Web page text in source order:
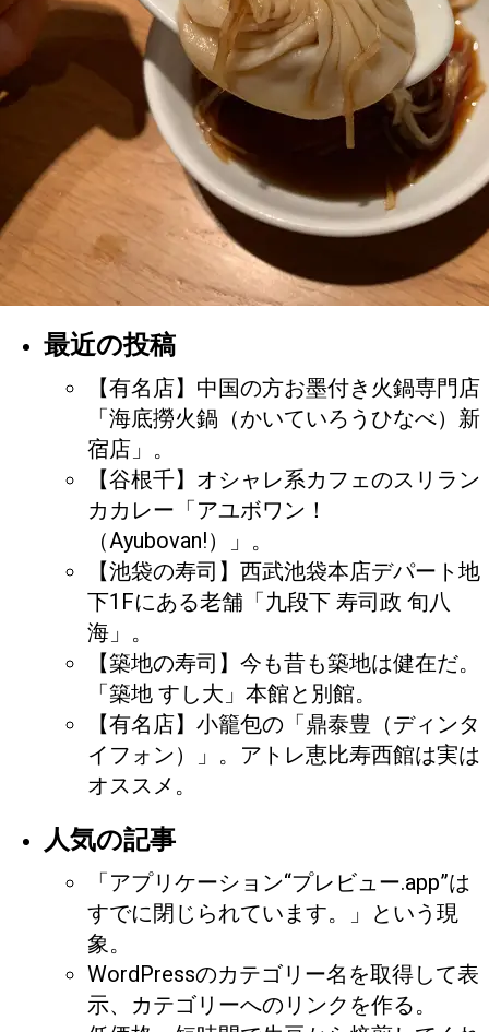
最近の投稿
【有名店】中国の方お墨付き火鍋専門店
「海底撈火鍋（かいていろうひなべ）新
宿店」。
【谷根千】オシャレ系カフェのスリラン
カカレー「アユボワン！
（Ayubovan!）」。
【池袋の寿司】西武池袋本店デパート地
下1Fにある老舗「九段下 寿司政 旬八
海」。
【築地の寿司】今も昔も築地は健在だ。
「築地 すし大」本館と別館。
【有名店】小籠包の「鼎泰豊（ディンタ
イフォン）」。アトレ恵比寿西館は実は
オススメ。
人気の記事
「アプリケーション“プレビュー.app”は
すでに閉じられています。」という現
象。
WordPressのカテゴリー名を取得して表
示、カテゴリーへのリンクを作る。